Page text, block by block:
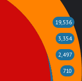
19,536
3,354
2,497
710